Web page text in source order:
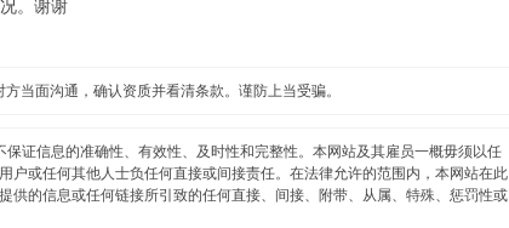
。谢谢
当面沟通，确认资质并看清条款。谨防上当受骗。
证信息的准确性、有效性、及时性和完整性。本网站及其雇员一概毋须以任
户或任何其他人士负任何直接或间接责任。在法律允许的范围内，本网站在此
供的信息或任何链接所引致的任何直接、间接、附带、从属、特殊、惩罚性或